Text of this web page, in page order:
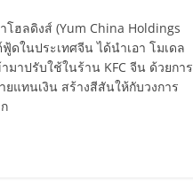
ฮลดิงส์ (Yum China Holdings
ดในประเทศจีน ได้นำเอา โมเดล
มาปรับใช้ในร้าน KFC จีน ด้วยการ
ยแทนเงิน สร้างสีสันให้กับวงการ